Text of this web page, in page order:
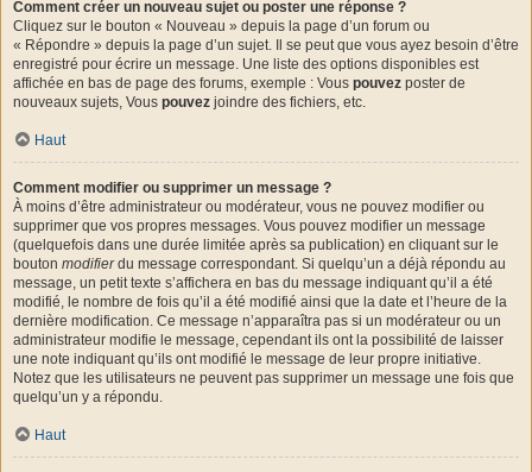
Comment créer un nouveau sujet ou poster une réponse ?
Cliquez sur le bouton « Nouveau » depuis la page d’un forum ou
« Répondre » depuis la page d’un sujet. Il se peut que vous ayez besoin d’être
enregistré pour écrire un message. Une liste des options disponibles est
affichée en bas de page des forums, exemple : Vous pouvez poster de
nouveaux sujets, Vous pouvez joindre des fichiers, etc.
Haut
Comment modifier ou supprimer un message ?
À moins d’être administrateur ou modérateur, vous ne pouvez modifier ou
supprimer que vos propres messages. Vous pouvez modifier un message
(quelquefois dans une durée limitée après sa publication) en cliquant sur le
bouton modifierdu message correspondant. Si quelqu’un a déjà répondu au
message, un petit texte s’affichera en bas du message indiquant qu’il a été
modifié, le nombre de fois qu’il a été modifié ainsi que la date et l’heure de la
dernière modification. Ce message n’apparaîtra pas si un modérateur ou un
administrateur modifie le message, cependant ils ont la possibilité de laisser
une note indiquant qu’ils ont modifié le message de leur propre initiative.
Notez que les utilisateurs ne peuvent pas supprimer un message une fois que
quelqu’un y a répondu.
Haut